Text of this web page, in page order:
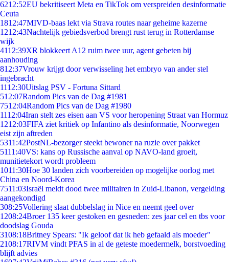
6212:52EU bekritiseert Meta en TikTok om verspreiden desinformatie
Ceuta
1812:47MIVD-baas lekt via Strava routes naar geheime kazerne
1212:43Nachtelijk gebiedsverbod brengt rust terug in Rotterdamse
wijk
4112:39XR blokkeert A12 ruim twee uur, agent gebeten bij
aanhouding
812:37Vrouw krijgt door verwisseling het embryo van ander stel
ingebracht
1112:30Uitslag PSV - Fortuna Sittard
512:07Random Pics van de Dag #1981
7512:04Random Pics van de Dag #1980
1112:04Iran stelt zes eisen aan VS voor heropening Straat van Hormuz
1212:03FIFA ziet kritiek op Infantino als desinformatie, Noorwegen
eist zijn aftreden
5311:42PostNL-bezorger steekt bewoner na ruzie over pakket
5111:40VS: kans op Russische aanval op NAVO-land groeit,
munitietekort wordt probleem
1011:30Hoe 30 landen zich voorbereiden op mogelijke oorlog met
China en Noord-Korea
7511:03Israël meldt dood twee militairen in Zuid-Libanon, vergelding
aangekondigd
308:25Vollering slaat dubbelslag in Nice en neemt geel over
1208:24Broer 135 keer gestoken en gesneden: zes jaar cel en tbs voor
doodslag Gouda
3108:18Britney Spears: "Ik geloof dat ik heb gefaald als moeder"
2108:17RIVM vindt PFAS in al de geteste moedermelk, borstvoeding
blijft advies